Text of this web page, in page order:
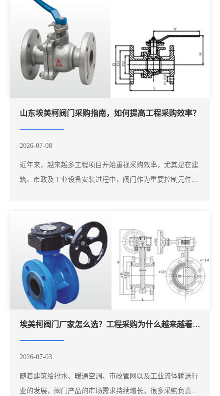
需求的设备。不同项目对于水表产品的要求存在一定区别，
例如居民生...
山东埃美柯阀门采购指南，如何提高工程采购效率？
2026-07-08
近年来，越来越多工程项目开始重视采购效率，尤其是在建
筑、市政及工业设备安装过程中，阀门作为重要控制元件，
理"寻找可靠的供应渠道，希望能够一次性完成产品采购和
配套服务。对于大...
埃美柯阀门厂家怎么选？工程采购为什么越来越看重专业供应商
2026-07-03
随着建筑给排水、暖通空调、市政管网以及工业流体输送行
业的发展，阀门产品的市场需求持续增长。很多采购负责人